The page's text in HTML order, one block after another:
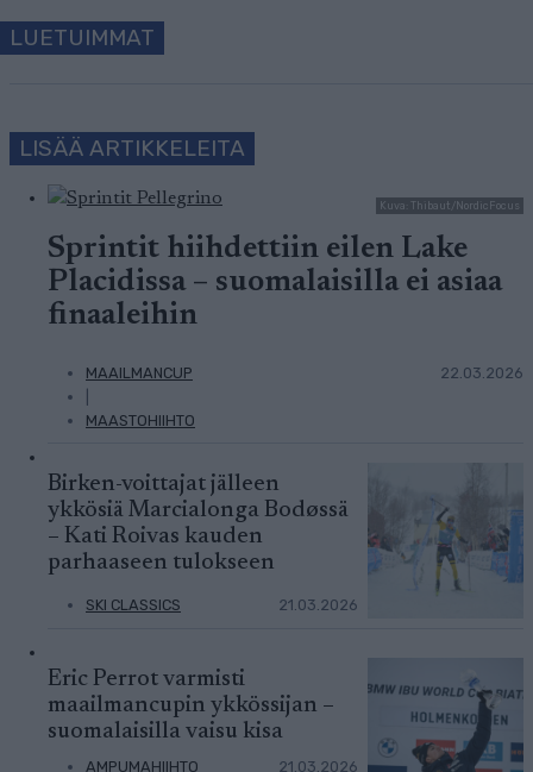
LUETUIMMAT
LISÄÄ ARTIKKELEITA
Kuva: Thibaut/NordicFocus
Sprintit hiihdettiin eilen Lake
Placidissa – suomalaisilla ei asiaa
finaaleihin
MAAILMANCUP
MAASTOHIIHTO
22.03.2026
Birken-voittajat jälleen
ykkösiä Marcialonga Bodøssä
– Kati Roivas kauden
parhaaseen tulokseen
SKI CLASSICS 21.03.2026
Eric Perrot varmisti
maailmancupin ykkössijan –
suomalaisilla vaisu kisa
AMPUMAHIIHTO
21.03.2026